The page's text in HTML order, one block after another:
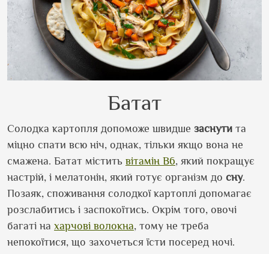
Батат
Солодка картопля допоможе швидше заснути та
міцно спати всю ніч, однак, тільки якщо вона не
смажена. Батат містить вітамін B6, який покращує
настрій, і мелатонін, який готує організм до сну.
Позаяк, споживання солодкої картоплі допомагає
розслабитись і заспокоїтись. Окрім того, овочі
багаті на харчові волокна, тому не треба
непокоїтися, що захочеться їсти посеред ночі.